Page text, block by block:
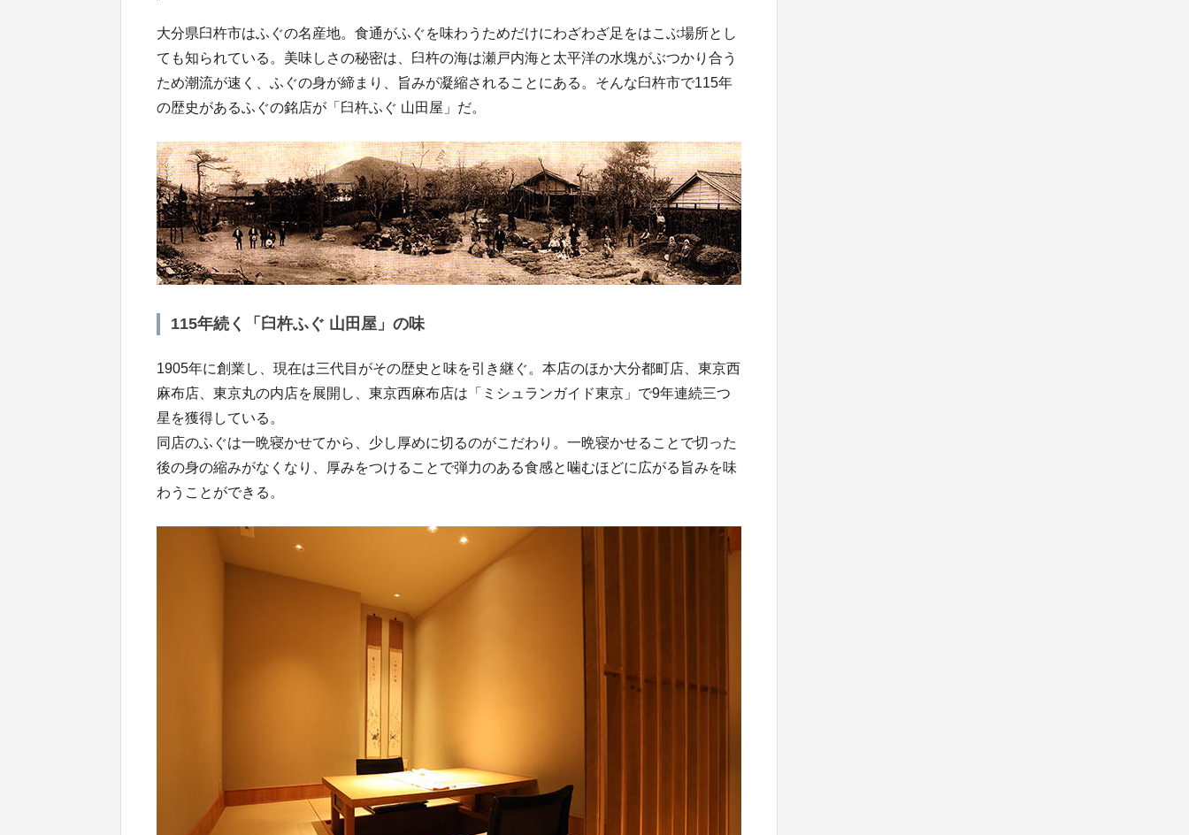
大分県臼杵市はふぐの名産地。食通がふぐを味わうためだけにわざわざ足をはこぶ場所とし
ても知られている。美味しさの秘密は、臼杵の海は瀬戸内海と太平洋の水塊がぶつかり合う
ため潮流が速く、ふぐの身が締まり、旨みが凝縮されることにある。そんな臼杵市で115年
の歴史があるふぐの銘店が「臼杵ふぐ 山田屋」だ。
115年続く「臼杵ふぐ 山田屋」の味
1905年に創業し、現在は三代目がその歴史と味を引き継ぐ。本店のほか大分都町店、東京西
麻布店、東京丸の内店を展開し、東京西麻布店は「ミシュランガイド東京」で9年連続三つ
星を獲得している。
同店のふぐは一晩寝かせてから、少し厚めに切るのがこだわり。一晩寝かせることで切った
後の身の縮みがなくなり、厚みをつけることで弾力のある食感と噛むほどに広がる旨みを味
わうことができる。